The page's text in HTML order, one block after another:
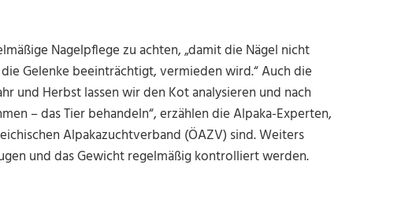
Nagelpflege zu achten, „damit die Nägel nicht
Gelenke beeinträchtigt, vermieden wird.“ Auch die
und Herbst lassen wir den Kot analysieren und nach
– das Tier behandeln“, erzählen die Alpaka-Experten,
Alpakazuchtverband (ÖAZV) sind. Weiters
und das Gewicht regelmäßig kontrolliert werden.